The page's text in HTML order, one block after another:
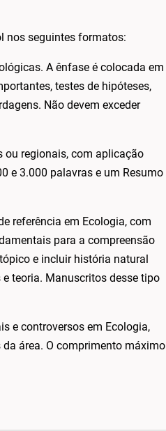
nos seguintes formatos:
A ênfase é colocada em
testes de hipóteses,
Não devem exceder
regionais, com aplicação
e 3.000 palavras e um Resumo
referência em Ecologia, com
para a compreensão
e incluir história natural
teoria. Manuscritos desse tipo
e controversos em Ecologia,
área. O comprimento máximo